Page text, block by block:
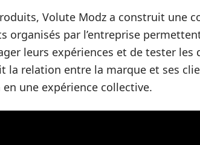
Volute Modz a construit une
organisés par l’entreprise
leurs expériences et de tester les
la relation entre la marque et ses
une expérience collective.